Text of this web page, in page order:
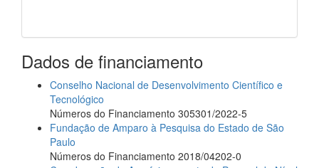
Dados de financiamento
Conselho Nacional de Desenvolvimento Científico e
Tecnológico
Números do Financiamento 305301/2022-5
Fundação de Amparo à Pesquisa do Estado de São
Paulo
Números do Financiamento 2018/04202-0